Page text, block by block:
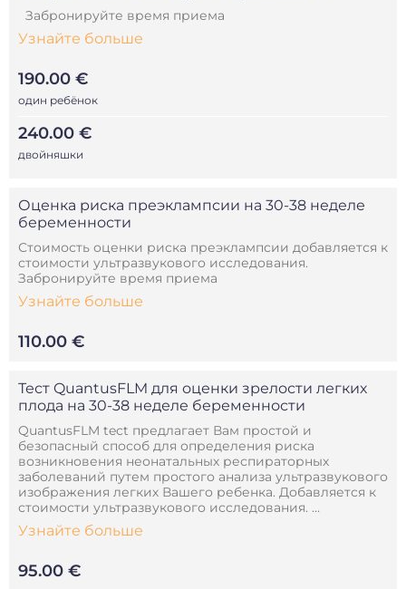
Забронируйте время приема
Узнайте больше
190.00 €
один ребёнок
240.00 €
двойняшки
Оценка риска преэклампсии на 30-38 неделе
беременности
Стоимость оценки риска преэклампсии добавляется к
стоимости ультразвукового исследования.
Забронируйте время приема
Узнайте больше
110.00 €
Тест QuantusFLM для оценки зрелости легких
плода на 30-38 неделе беременности
QuantusFLM tect предлагает Вам простой и
безопасный способ для определения риска
возникновения неонатальных респираторных
заболеваний путем простого анализа ультразвукового
изображения легких Вашего ребенка. Добавляется к
стоимости ультразвукового исследования. ...
Узнайте больше
95.00 €